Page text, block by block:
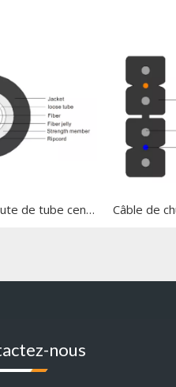
Câble de chute de tube central
nous